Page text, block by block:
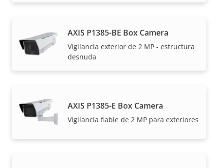
AXIS P1385-BE Box Camera
Vigilancia exterior de 2 MP - estructura
desnuda
AXIS P1385-E Box Camera
Vigilancia fiable de 2 MP para exteriores